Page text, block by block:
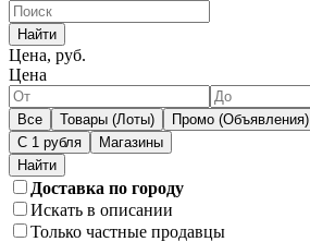
Найти
Цена, руб.
Цена
Все Товары (Лоты) Промо (Объявления)
С 1 рубля
Магазины
Доставка по городу
Искать в описании
Только частные продавцы